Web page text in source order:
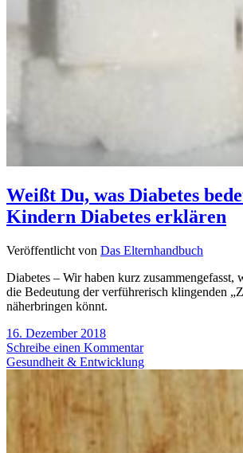
Weißt Du, was Diabetes
Kindern Diabetes erklären
Veröffentlicht von Das Elternhandbuch
Diabetes – Wir haben kurz zusammengefasst,
die Bedeutung der verführerisch klingenden
näherbringen könnt.
16. Dezember 2018
Schreibe einen Kommentar
Gesundheit & Entwicklung